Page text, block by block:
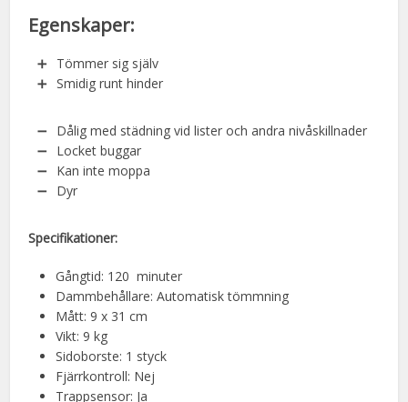
Egenskaper:
Tömmer sig själv
Smidig runt hinder
Dålig med städning vid lister och andra nivåskillnader
Locket buggar
Kan inte moppa
Dyr
Specifikationer:
Gångtid: 120 minuter
Dammbehållare: Automatisk tömmning
Mått: 9 x 31 cm
Vikt: 9 kg
Sidoborste: 1 styck
Fjärrkontroll: Nej
Trappsensor: Ja